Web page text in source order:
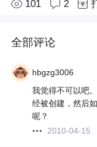
101 2
全部评论
hbgzg3006
我觉得不可以吧
经被创建，然后
呢？
2010-04-15